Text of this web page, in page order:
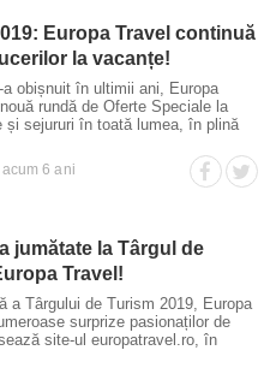
Europa Travel continuă
la vacanțe!
a obișnuit în ultimii ani, Europa
rundă de Oferte Speciale la
și sejururi în toată lumea, în plină
acum 6 ani
jumătate la Târgul de
Travel!
a Târgului de Turism 2019, Europa
surprize pasionaților de
site-ul europatravel.ro, în